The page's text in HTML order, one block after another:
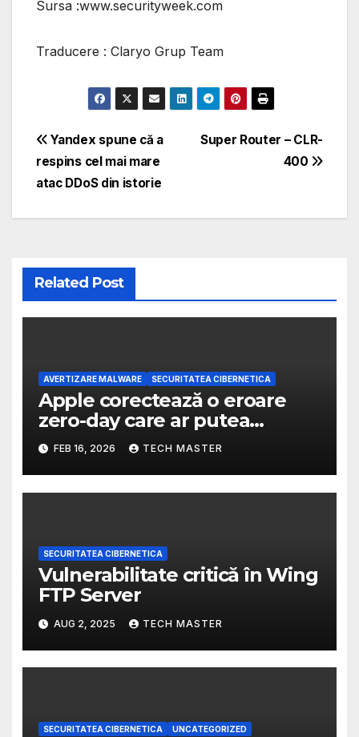
Sursa :www.securityweek.com
Traducere : Claryo Grup Team
Post
navigation
Super Router – CLR-
400
Yandex spune că a
respins cel mai mare
atac DDoS din istorie
Related Post
AVERTIZARE MALWARE SECURITATEA CIBERNETICA
Apple corectează o eroare
zero-day care ar putea
permite atacatorilor să preia
controlul dispozitivelor
FEB 16, 2026 TECH MASTER
SECURITATEA CIBERNETICA
Vulnerabilitate critică în Wing
FTP Server
AUG 2, 2025 TECH MASTER
SECURITATEA CIBERNETICA UNCATEGORIZED